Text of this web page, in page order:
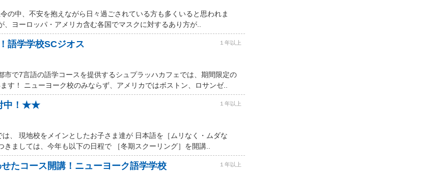
の中、不安を抱えながら日々過ごされている方も多くいると思われま
ヨーロッパ・アメリカ含む各国でマスクに対するあり方が..
語学学校SCジオス １年以上
で7言語の語学コースを提供するシュプラッハカフェでは、期間限定の
す！ ニューヨーク校のみならず、アメリカではボストン、ロサンゼ..
中！★★ １年以上
、 現地校をメインとしたお子さま達が 日本語を［ムリなく・ムダな
ましては、今年も以下の日程で ［冬期スクーリング］を開講..
たコース開講！ニューヨーク語学学校 １年以上